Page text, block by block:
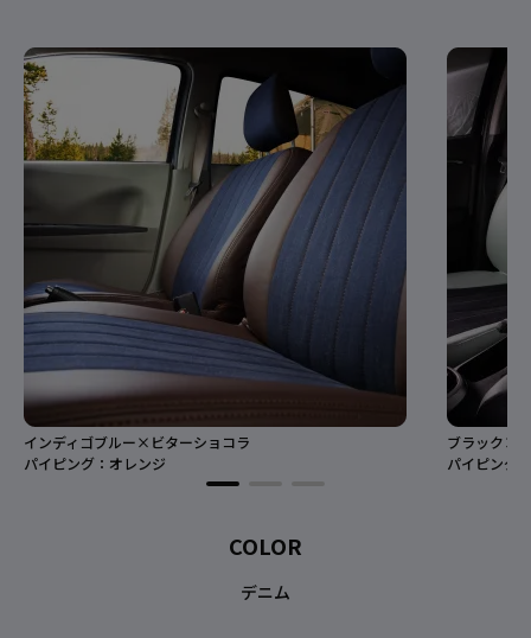
インディゴブルー×ビターショコラ
パイピング：オレンジ
ブラック×
パイピング
COLOR
デニム